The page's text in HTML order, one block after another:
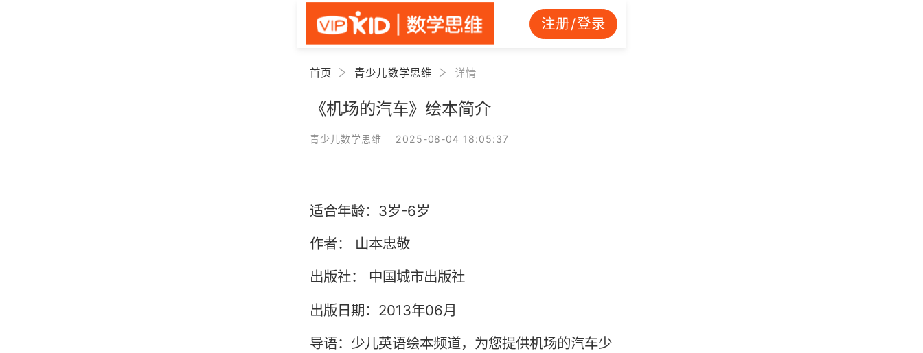
注册/登录
首页 青少儿数学思维 详情
《机场的汽车》绘本简介
青少儿数学思维 2025-08-04 18:05:37
适合年龄：3岁-6岁
作者：
山本忠敬
出版社：
中国城市出版社
出版日期：2013年06月
导语：少儿英语绘本频道，为您提供机场的汽车少